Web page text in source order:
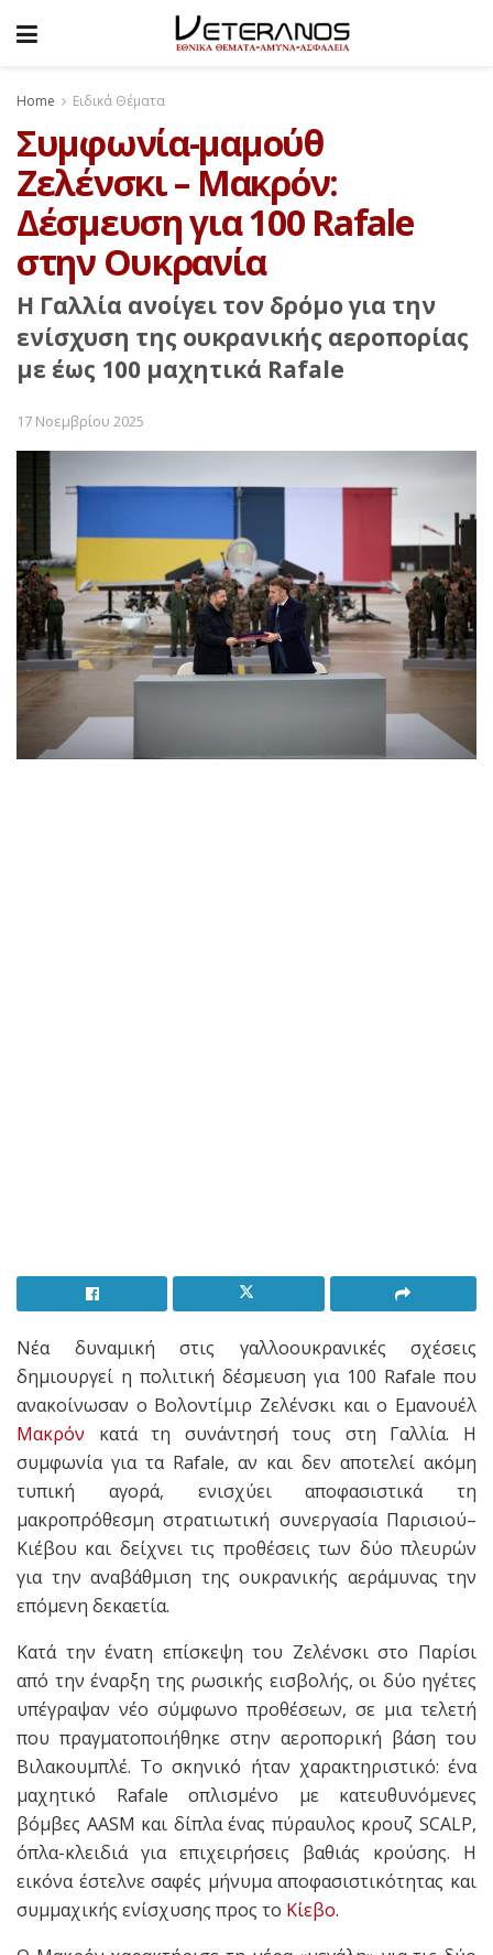
Home Ειδικά Θέματα
Συμφωνία-μαμούθ
Ζελένσκι – Μακρόν:
Δέσμευση για 100 Rafale
στην Ουκρανία
Η Γαλλία ανοίγει τον δρόμο για την
ενίσχυση της ουκρανικής αεροπορίας
με έως 100 μαχητικά Rafale
17 Νοεμβρίου 2025
Νέα δυναμική στις γαλλοουκρανικές σχέσεις
δημιουργεί η πολιτική δέσμευση για 100 Rafale που
ανακοίνωσαν ο Βολοντίμιρ Ζελένσκι και ο Εμανουέλ
Μακρόν κατά τη συνάντησή τους στη Γαλλία. Η
συμφωνία για τα Rafale, αν και δεν αποτελεί ακόμη
τυπική αγορά, ενισχύει αποφασιστικά τη
μακροπρόθεσμη στρατιωτική συνεργασία Παρισιού–
Κιέβου και δείχνει τις προθέσεις των δύο πλευρών
για την αναβάθμιση της ουκρανικής αεράμυνας την
επόμενη δεκαετία.
Κατά την ένατη επίσκεψη του Ζελένσκι στο Παρίσι
από την έναρξη της ρωσικής εισβολής, οι δύο ηγέτες
υπέγραψαν νέο σύμφωνο προθέσεων, σε μια τελετή
που πραγματοποιήθηκε στην αεροπορική βάση του
Βιλακουμπλέ. Το σκηνικό ήταν χαρακτηριστικό: ένα
μαχητικό Rafale οπλισμένο με κατευθυνόμενες
βόμβες AASM και δίπλα ένας πύραυλος κρουζ SCALP,
όπλα-κλειδιά για επιχειρήσεις βαθιάς κρούσης. Η
εικόνα έστελνε σαφές μήνυμα αποφασιστικότητας και
συμμαχικής ενίσχυσης προς το Κίεβο.